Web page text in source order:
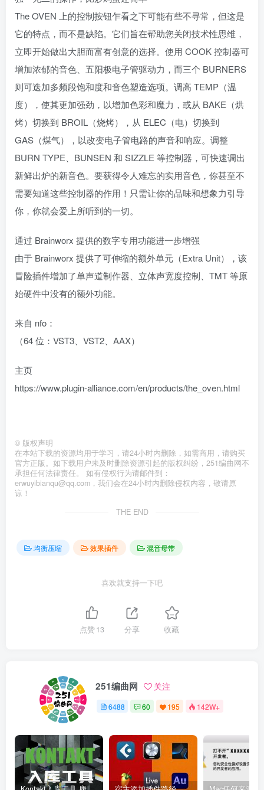
The OVEN 上的控制按钮乍看之下可能有些不寻常，但这是
它的特点，而不是缺陷。它们旨在帮助您关闭技术性思维，
立即开始做出大胆而富有创意的选择。使用 COOK 控制器可
增加浓郁的音色、五阳极电子管驱动力，而三个 BURNERS
则可迭加多频段饱和度和音色塑造选项。调高 TEMP（温
度），使其更加强劲，以增加色彩和魔力，或从 BAKE（烘
烤）切换到 BROIL（烧烤），从 ELEC（电）切换到
GAS（煤气），以改变电子管电路的声音和响应。调整
BURN TYPE、BUNSEN 和 SIZZLE 等控制器，可快速调出
新鲜出炉的新音色。要获得令人难忘的实用音色，你甚至不
需要知道这些控制器的作用！只需让你的品味和想象力引导
你，你就会爱上所听到的一切。
通过 Brainworx 提供的数字专用功能进一步增强
由于 Brainworx 提供了可伸缩的额外单元（Extra Unit），该
冒险插件增加了单声道制作器、立体声宽度控制、TMT 等原
始硬件中没有的额外功能。
来自 nfo：
（64 位：VST3、VST2、AAX）
主页
https://www.plugin-alliance.com/en/products/the_oven.html
© 版权声明
在本站下载的资源均用于学习，请24小时内删除，如需商用，请购买
官方正版。如下载用户未及时删除资源引起的版权纠纷，251编曲网不
承担任何法律责任。 如有侵权行为请邮件到：
erwuyibianqu@qq.com，我们会在24小时内删除侵权内容，敬请原
谅！
THE END
均衡压缩 效果插件 混音母带
喜欢就支持一下吧
点赞13 分享 收藏
251编曲网 关注
6488 60 195 142W+